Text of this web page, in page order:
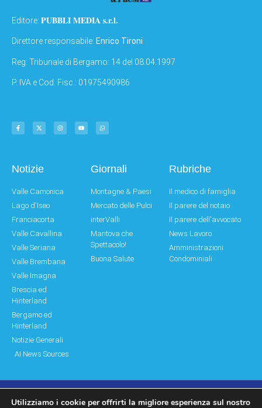
Editore: PUBBLI MEDIA s.r.l.
Direttore responsabile: Enrico Tironi
Reg: Tribunale di Bergamo: 14 del 08.04.1997
P. IVA e Cod. Fisc.: 01975490986
Notizie
Valle Camonica
Lago d'Iseo
Franciacorta
Valle Cavallina
Valle Seriana
Valle Brembana
Valle Imagna
Brescia ed
Hinterland
Bergamo ed
Hinterland
Notizie Generali
AI News Sources
Giornali
Montagne & Paesi
Mercato delle Pulci
interValli
Mantova che
Spettacolo!
Buona Salute
Rubriche
Il medico di famiglia
Il parere del notaio
Il parere dell'avvocato
News Lavoro
Amministrazioni
Condominiali
© Copyright 2011 – 2026 Montagne & Paesi
Utilizziamo i cookie per offrirti la migliore esperienza sul nostro